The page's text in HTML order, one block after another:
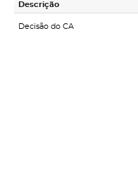
Descrição
Decisão do CA